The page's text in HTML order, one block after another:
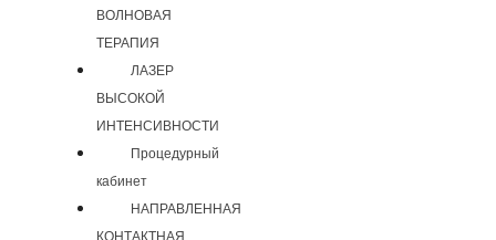
ВОЛНОВАЯ
ТЕРАПИЯ
ЛАЗЕР
ВЫСОКОЙ
ИНТЕНСИВНОСТИ
Процедурный
кабинет
НАПРАВЛЕННАЯ
КОНТАКТНАЯ